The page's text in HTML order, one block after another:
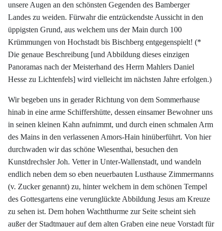
unsere Augen an den schönsten Gegenden des Bamberger
Landes zu weiden. Fürwahr die entzückendste Aussicht in den
üppigsten Grund, aus welchem uns der Main durch 100
Krümmungen von Hochstadt bis Bischberg entgegenspielt! (*
Die genaue Beschreibung [und Abbildung dieses einzigen
Panoramas nach der Meisterhand des Herrn Mahlers Daniel
Hesse zu Lichtenfels] wird vielleicht im nächsten Jahre erfolgen.)
Wir begeben uns in gerader Richtung von dem Sommerhause
hinab in eine arme Schiffershütte, dessen einsamer Bewohner uns
in seinen kleinen Kahn aufnimmt, und durch einen schmalen Arm
des Mains in den verlassenen Amors-Hain hinüberführt. Von hier
durchwaden wir das schöne Wiesenthai, besuchen den
Kunstdrechsler Joh. Vetter in Unter-Wallenstadt, und wandeln
endlich neben dem so eben neuerbauten Lusthause Zimmermanns
(v. Zucker genannt) zu, hinter welchem in dem schönen Tempel
des Gottesgartens eine verunglückte Abbildung Jesus am Kreuze
zu sehen ist. Dem hohen Wachtthurme zur Seite scheint sieh
außer der Stadtmauer auf dem alten Graben eine neue Vorstadt für